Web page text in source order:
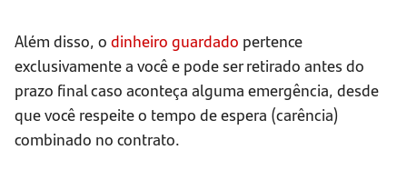
Além disso, o dinheiro guardado pertence
exclusivamente a você e pode ser retirado antes do
prazo final caso aconteça alguma emergência, desde
que você respeite o tempo de espera (carência)
combinado no contrato.